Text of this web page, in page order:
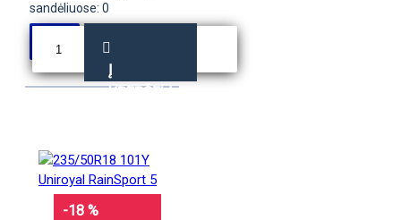
sandėliuose: 0
Į
KREPŠELĮ
-18 %